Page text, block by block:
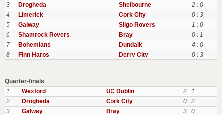
3
Drogheda Shelbourne
2 : 0
4
Limerick Cork City
0 : 3
5
Galway Sligo Rovers
1 : 0
6
Shamrock Rovers Bray
0 : 1
7
Bohemians Dundalk
4 : 0
8
Finn Harps Derry City 0 : 3
Quarter-finals
1
Wexford UC Dublin
2 : 1
2
Drogheda Cork City
0 : 2
3
Galway Bray
3 : 0